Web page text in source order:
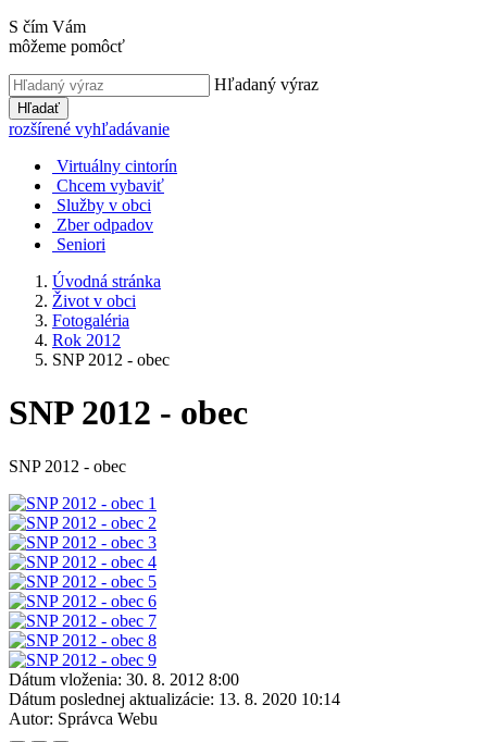
S čím Vám
môžeme pomôcť
Hľadaný výraz
Hľadať
rozšírené vyhľadávanie
Virtuálny cintorín
Chcem vybaviť
Služby v obci
Zber odpadov
Seniori
Úvodná stránka
Život v obci
Fotogaléria
Rok 2012
SNP 2012 - obec
SNP 2012 - obec
SNP 2012 - obec
Dátum vloženia: 30. 8. 2012 8:00
Dátum poslednej aktualizácie: 13. 8. 2020 10:14
Autor: Správca Webu